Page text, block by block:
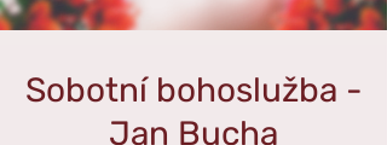
Sobotní bohoslužba -
Jan Bucha